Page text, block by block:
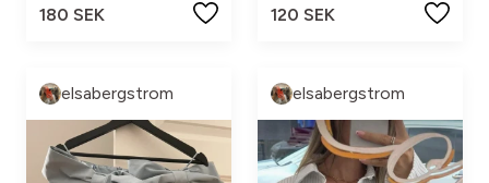
180 SEK
120 SEK
elsabergstrom elsabergstrom